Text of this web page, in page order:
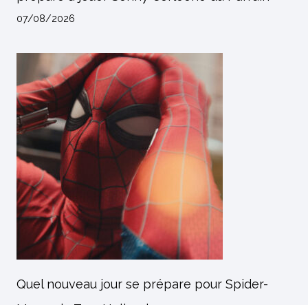
07/08/2026
Quel nouveau jour se prépare pour Spider-